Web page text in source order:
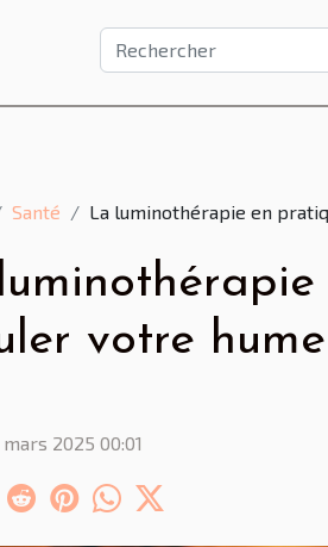
Santé La luminothérapie en
votre
2025 00:01